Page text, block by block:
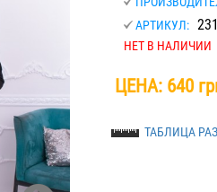
АРТИКУЛ:
НЕТ В НАЛИЧИИ
ЦЕНА: 640
ТАБЛИЦА